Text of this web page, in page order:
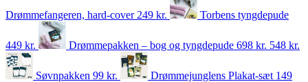
Drømmefangeren, hard-cover 249 kr. Torbens tyngdepude
449 kr. Drømmepakken – bog og tyngdepude 698 kr. 548 kr.
Søvnpakken 99 kr. Drømmejunglens Plakat-sæt 149